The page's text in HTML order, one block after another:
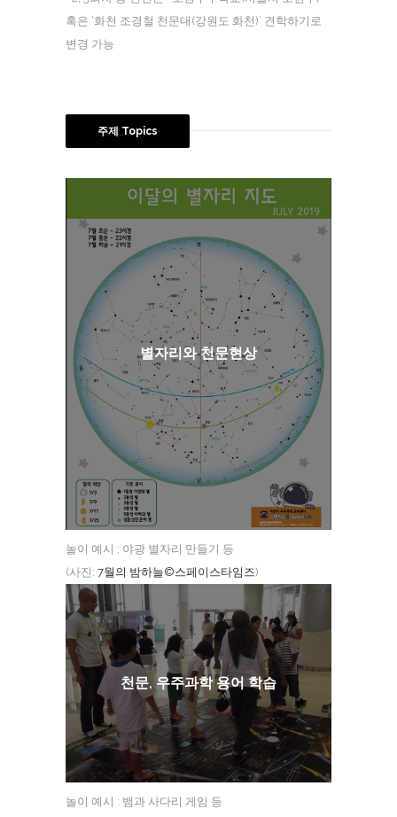
혹은 ‘화천 조경철 천문대(강원도 화천)’ 견학하기로
변경 가능
주제 Topics
별자리와 천문현상
놀이 예시 : 야광 별자리 만들기 등
(사진: 7월의 밤하늘©스페이스타임즈)
천문, 우주과학 용어 학습
놀이 예시 : 뱀과 사다리 게임 등